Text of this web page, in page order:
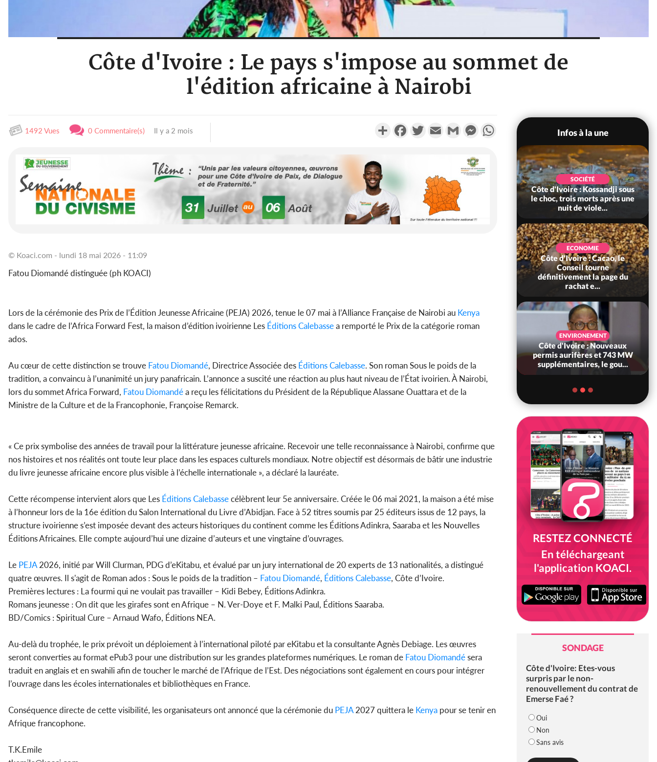
Côte d'Ivoire : Le pays s'impose au sommet de
l'édition africaine à Nairobi
1492 Vues 0 Commentaire(s) Il y a 2 mois PartagerFacebookTwitterEmail Gmail MessengerWhatsApp
© Koaci.com - lundi 18 mai 2026 - 11:09
Fatou Diomandé distinguée (ph KOACI)
Lors de la cérémonie des Prix de l’Édition Jeunesse Africaine (PEJA) 2026, tenue le 07 mai à l’Alliance Française de Nairobi au Kenya
dans le cadre de l’Africa Forward Fest, la maison d’édition ivoirienne Les Éditions Calebassea remporté le Prix de la catégorie roman
ados.
Au cœur de cette distinction se trouve Fatou Diomandé, Directrice Associée des Éditions Calebasse. Son roman Sous le poids de la
tradition, a convaincu à l’unanimité un jury panafricain. L’annonce a suscité une réaction au plus haut niveau de l’État ivoirien. À Nairobi,
lors du sommet Africa Forward, Fatou Diomandéa reçu les félicitations du Président de la République Alassane Ouattara et de la
Ministre de la Culture et de la Francophonie, Françoise Remarck.
« Ce prix symbolise des années de travail pour la littérature jeunesse africaine. Recevoir une telle reconnaissance à Nairobi, confirme que
nos histoires et nos réalités ont toute leur place dans les espaces culturels mondiaux. Notre objectif est désormais de bâtir une industrie
du livre jeunesse africaine encore plus visible à l’échelle internationale », a déclaré la lauréate.
Cette récompense intervient alors que Les Éditions Calebassecélèbrent leur 5e anniversaire. Créée le 06 mai 2021, la maison a été mise
à l’honneur lors de la 16e édition du Salon International du Livre d’Abidjan. Face à 52 titres soumis par 25 éditeurs issus de 12 pays, la
structure ivoirienne s’est imposée devant des acteurs historiques du continent comme les Éditions Adinkra, Saaraba et les Nouvelles
Éditions Africaines. Elle compte aujourd’hui une dizaine d’auteurs et une vingtaine d’ouvrages.
Le PEJA 2026, initié par Will Clurman, PDG d’eKitabu, et évalué par un jury international de 20 experts de 13 nationalités, a distingué
quatre œuvres. Il s'agit de Roman ados : Sous le poids de la tradition – Fatou Diomandé, Éditions Calebasse, Côte d’Ivoire.
Premières lectures : La fourmi qui ne voulait pas travailler – Kidi Bebey, Éditions Adinkra.
Romans jeunesse : On dit que les girafes sont en Afrique – N. Ver-Doye et F. Malki Paul, Éditions Saaraba.
BD/Comics : Spiritual Cure – Arnaud Wafo, Éditions NEA.
Au-delà du trophée, le prix prévoit un déploiement à l’international piloté par eKitabu et la consultante Agnès Debiage. Les œuvres
seront converties au format ePub3 pour une distribution sur les grandes plateformes numériques. Le roman de Fatou Diomandésera
traduit en anglais et en swahili afin de toucher le marché de l’Afrique de l’Est. Des négociations sont également en cours pour intégrer
l’ouvrage dans les écoles internationales et bibliothèques en France.
Conséquence directe de cette visibilité, les organisateurs ont annoncé que la cérémonie du PEJA 2027 quittera le Kenya pour se tenir en
Afrique francophone.
T.K.Emile
Infos à la une
POLITIQUE
Côte d'Ivoire : Indépendance
2026, Yopougon coeur
battant de la célébration...
modernise ses structures...
SOCIÉTÉ
Côte d'Ivoire : Kossandji sous
le choc, trois morts après une
nuit de viole...
ECONOMIE
Côte d'Ivoire : Cacao, le
Conseil tourne
définitivement la page du
rachat e...
ENVIRONEMENT
Côte d'Ivoire : Nouveaux
permis aurifères et 743 MW
supplémentaires, le gou...
RESTEZ CONNECTÉ
En téléchargeant
l'application KOACI.
SONDAGE
Côte d'Ivoire: Etes-vous
surpris par le non-
renouvellement du contrat de
Emerse Faé ?
Oui
Non
Sans avis